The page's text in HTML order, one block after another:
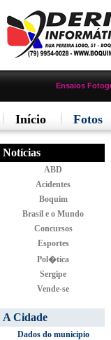
Ensaios
Início Fotos
Notícias
ABD
Acidentes
Boquim
Brasil e o Mundo
Concursos
Esportes
Pol�tica
Sergipe
Vende-se
A Cidade
Dados do municipio